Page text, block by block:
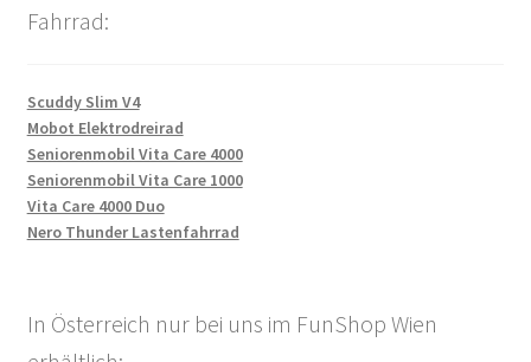
Fahrrad:
Scuddy Slim V4
Mobot Elektrodreirad
Seniorenmobil Vita Care 4000
Seniorenmobil Vita Care 1000
Vita Care 4000 Duo
Nero Thunder Lastenfahrrad
In Österreich nur bei uns im FunShop Wien